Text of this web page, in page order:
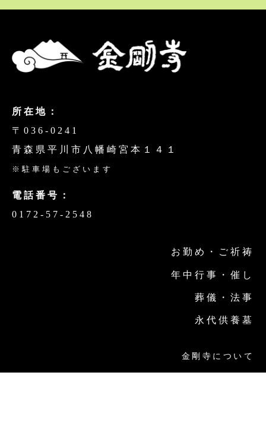
所在地：
〒036-0241
青森県平川市八幡崎宮本１４１
※駐車場もございます
電話番号：
0172-57-2548
お勤め・ご祈祷
年中行事・催し
葬儀・法事
永代供養墓
金剛寺について